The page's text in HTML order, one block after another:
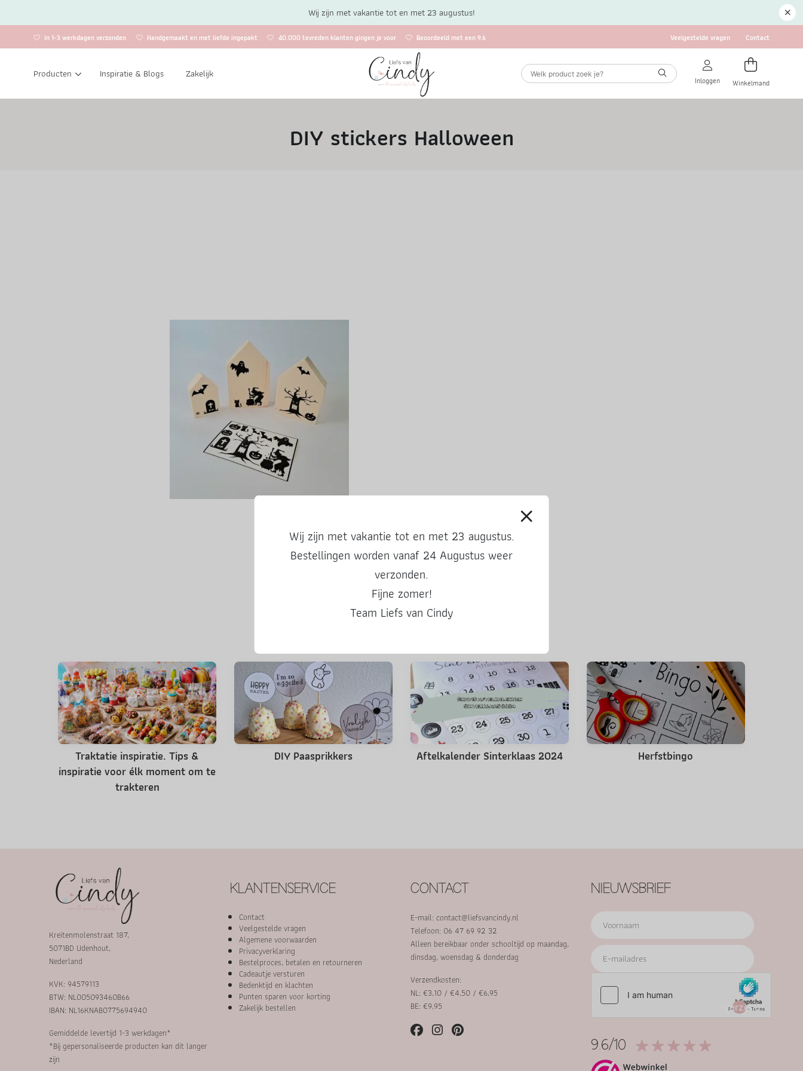
In 1-3 werkdagen verzonden Handgemaakt en met liefde ingepakt 40.000 tevreden klanten gingen je voor Beoordeeld met een 9.6 Veelgestelde vragen Contact
Producten Inspiratie & Blogs Zakelijk Inloggen Winkelmand
DIY stickers Halloween
Deel deze post
Traktatie inspiratie. Tips &
inspiratie voor élk moment om te
trakteren
DIY Paasprikkers Aftelkalender Sinterklaas 2024 Herfstbingo
Wij zijn met vakantie tot en met 23 augustus!
Wij zijn met vakantie tot en met 23 augustus.
Bestellingen worden vanaf 24 Augustus weer
verzonden.
Fijne zomer!
Team Liefs van Cindy
Kreitenmolenstraat 187,
5071BD Udenhout,
Nederland
KVK: 94579113
BTW: NL005093460B66
IBAN: NL16KNAB0775694940
Gemiddelde levertijd 1-3 werkdagen*
*Bij gepersonaliseerde producten kan dit langer
zijn
KLANTENSERVICE
Contact
Veelgestelde vragen
Algemene voorwaarden
Privacyverklaring
Bestelproces, betalen en retourneren
Cadeautje versturen
Bedenktijd en klachten
Punten sparen voor korting
Zakelijk bestellen
CONTACT
E-mail: contact@liefsvancindy.nl
Telefoon: 06 47 69 92 32
Alleen bereikbaar onder schooltijd op maandag,
dinsdag, woensdag & donderdag
Verzendkosten:
NL: €3,10 / €4,50 / €6,95
BE: €9,95
NIEUWSBRIEF
Verzend
9.6/10